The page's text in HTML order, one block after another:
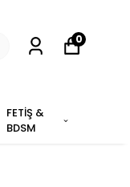
FETİŞ &
BDSM
0